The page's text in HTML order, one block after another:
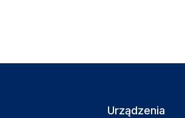
Urządzenia